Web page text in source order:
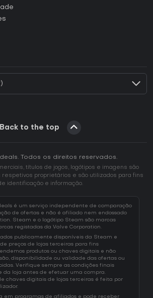
Key Epic Games?
Key GOG?
Key Ubisoft Connect?
Back to the top
Todos os direitos reservados.
títulos de jogos, logótipos e imagens são
respetivos proprietários e são utilizados para fins
identificação e informação.
é um serviço independente de comparação
de ofertas e não é afiliado nem endossado
Steam e o logótipo Steam são marcas
registadas da Valve Corporation.
publicamente disponíveis da Steam e
preços de lojas terceiras para fins
produtos ou chaves digitais e não
disponibilidade ou validade das ofertas ou
Verifique sempre as condições finais
da loja antes de efetuar uma compra.
chaves digitais de lojas terceiras é feita por
em programas de afiliados e pode receber